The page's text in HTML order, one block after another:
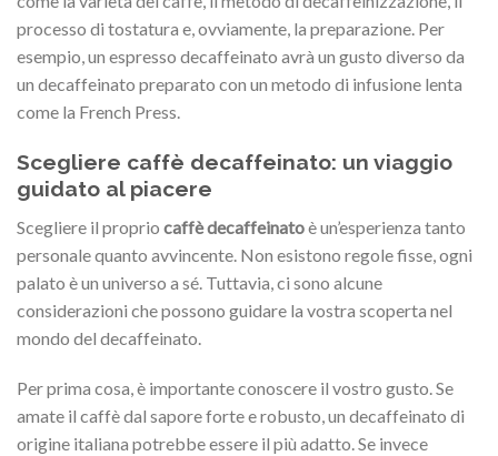
processo di tostatura e, ovviamente, la preparazione. Per
esempio, un espresso decaffeinato avrà un gusto diverso da
un decaffeinato preparato con un metodo di infusione lenta
come la French Press.
Scegliere caffè decaffeinato: un viaggio
guidato al piacere
Scegliere il proprio caffè decaffeinatoè un’esperienza tanto
personale quanto avvincente. Non esistono regole fisse, ogni
palato è un universo a sé. Tuttavia, ci sono alcune
considerazioni che possono guidare la vostra scoperta nel
mondo del decaffeinato.
Per prima cosa, è importante conoscere il vostro gusto. Se
amate il caffè dal sapore forte e robusto, un decaffeinato di
origine italiana potrebbe essere il più adatto. Se invece